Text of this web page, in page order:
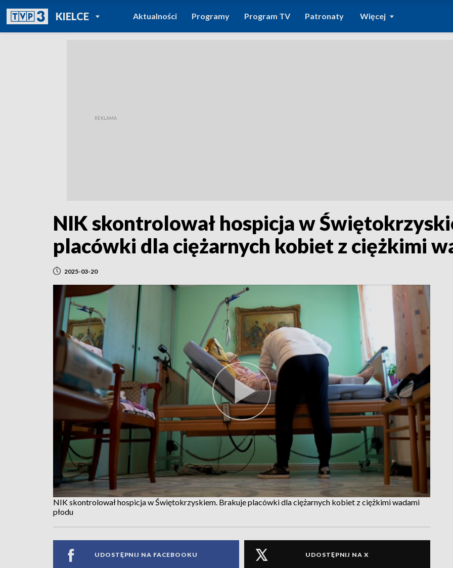
KIELCEPOWRÓT DO
TVP REGIONY
Aktualności Programy Program TV Patronaty Więcej
NIK skontrolował hospicja w
placówki dla ciężarnych kobiet z ciężkimi
2025-03-20
NIK skontrolował hospicja w Świętokrzyskiem. Brakuje placówki dla ciężarnych kobiet z ciężkimi wadami
płodu
UDOSTĘPNIJ NA FACEBOOKU UDOSTĘPNIJ NA X